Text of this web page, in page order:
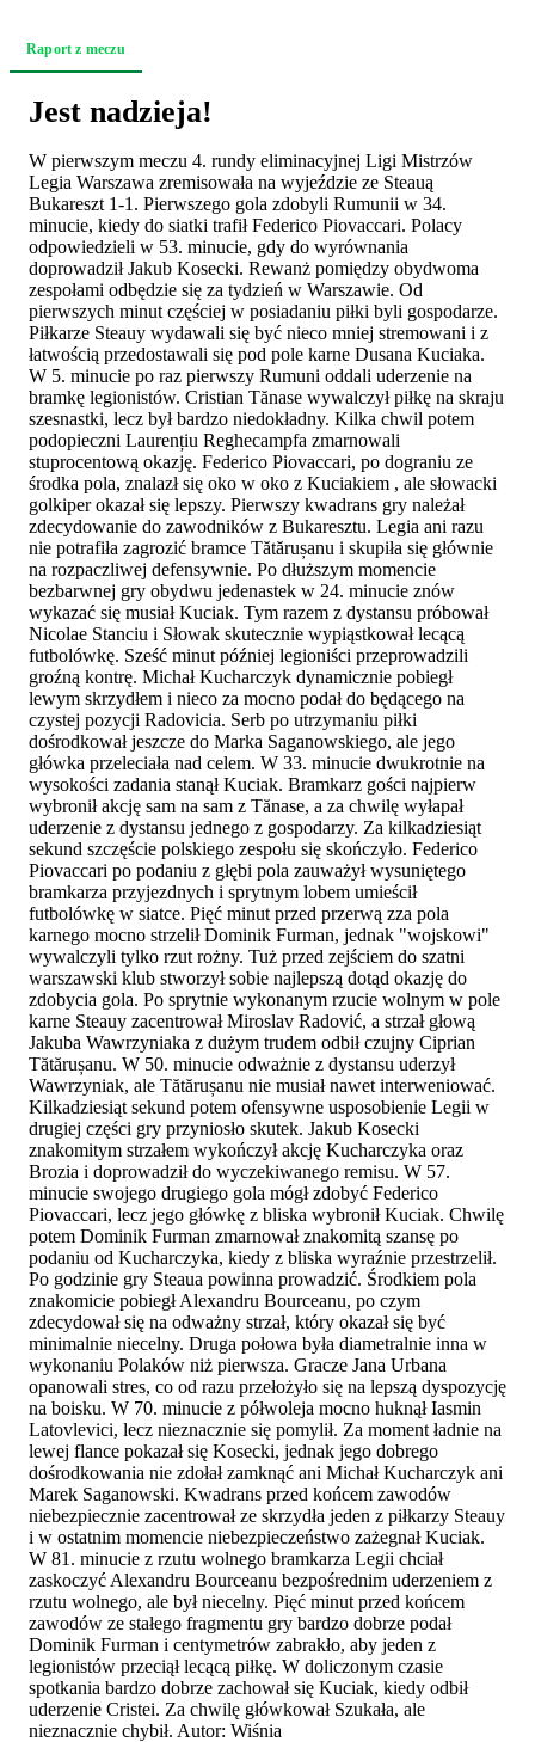
Raport z meczu
Jest nadzieja!
W pierwszym meczu 4. rundy eliminacyjnej Ligi Mistrzów
Legia Warszawa zremisowała na wyjeździe ze Steauą
Bukareszt 1-1. Pierwszego gola zdobyli Rumunii w 34.
minucie, kiedy do siatki trafił Federico Piovaccari. Polacy
odpowiedzieli w 53. minucie, gdy do wyrównania
doprowadził Jakub Kosecki. Rewanż pomiędzy obydwoma
zespołami odbędzie się za tydzień w Warszawie. Od
pierwszych minut częściej w posiadaniu piłki byli gospodarze.
Piłkarze Steauy wydawali się być nieco mniej stremowani i z
łatwością przedostawali się pod pole karne Dusana Kuciaka.
W 5. minucie po raz pierwszy Rumuni oddali uderzenie na
bramkę legionistów. Cristian Tănase wywalczył piłkę na skraju
szesnastki, lecz był bardzo niedokładny. Kilka chwil potem
podopieczni Laurențiu Reghecampfa zmarnowali
stuprocentową okazję. Federico Piovaccari, po dograniu ze
środka pola, znalazł się oko w oko z Kuciakiem , ale słowacki
golkiper okazał się lepszy. Pierwszy kwadrans gry należał
zdecydowanie do zawodników z Bukaresztu. Legia ani razu
nie potrafiła zagrozić bramce Tătărușanu i skupiła się głównie
na rozpaczliwej defensywnie. Po dłuższym momencie
bezbarwnej gry obydwu jedenastek w 24. minucie znów
wykazać się musiał Kuciak. Tym razem z dystansu próbował
Nicolae Stanciu i Słowak skutecznie wypiąstkował lecącą
futbolówkę. Sześć minut później legioniści przeprowadzili
groźną kontrę. Michał Kucharczyk dynamicznie pobiegł
lewym skrzydłem i nieco za mocno podał do będącego na
czystej pozycji Radovicia. Serb po utrzymaniu piłki
dośrodkował jeszcze do Marka Saganowskiego, ale jego
główka przeleciała nad celem. W 33. minucie dwukrotnie na
wysokości zadania stanął Kuciak. Bramkarz gości najpierw
wybronił akcję sam na sam z Tănase, a za chwilę wyłapał
uderzenie z dystansu jednego z gospodarzy. Za kilkadziesiąt
sekund szczęście polskiego zespołu się skończyło. Federico
Piovaccari po podaniu z głębi pola zauważył wysuniętego
bramkarza przyjezdnych i sprytnym lobem umieścił
futbolówkę w siatce. Pięć minut przed przerwą zza pola
karnego mocno strzelił Dominik Furman, jednak "wojskowi"
wywalczyli tylko rzut rożny. Tuż przed zejściem do szatni
warszawski klub stworzył sobie najlepszą dotąd okazję do
zdobycia gola. Po sprytnie wykonanym rzucie wolnym w pole
karne Steauy zacentrował Miroslav Radović, a strzał głową
Jakuba Wawrzyniaka z dużym trudem odbił czujny Ciprian
Tătărușanu. W 50. minucie odważnie z dystansu uderzył
Wawrzyniak, ale Tătărușanu nie musiał nawet interweniować.
Kilkadziesiąt sekund potem ofensywne usposobienie Legii w
drugiej części gry przyniosło skutek. Jakub Kosecki
znakomitym strzałem wykończył akcję Kucharczyka oraz
Brozia i doprowadził do wyczekiwanego remisu. W 57.
minucie swojego drugiego gola mógł zdobyć Federico
Piovaccari, lecz jego główkę z bliska wybronił Kuciak. Chwilę
potem Dominik Furman zmarnował znakomitą szansę po
podaniu od Kucharczyka, kiedy z bliska wyraźnie przestrzelił.
Po godzinie gry Steaua powinna prowadzić. Środkiem pola
znakomicie pobiegł Alexandru Bourceanu, po czym
zdecydował się na odważny strzał, który okazał się być
minimalnie niecelny. Druga połowa była diametralnie inna w
wykonaniu Polaków niż pierwsza. Gracze Jana Urbana
opanowali stres, co od razu przełożyło się na lepszą dyspozycję
na boisku. W 70. minucie z półwoleja mocno huknął Iasmin
Latovlevici, lecz nieznacznie się pomylił. Za moment ładnie na
lewej flance pokazał się Kosecki, jednak jego dobrego
dośrodkowania nie zdołał zamknąć ani Michał Kucharczyk ani
Marek Saganowski. Kwadrans przed końcem zawodów
niebezpiecznie zacentrował ze skrzydła jeden z piłkarzy Steauy
i w ostatnim momencie niebezpieczeństwo zażegnał Kuciak.
W 81. minucie z rzutu wolnego bramkarza Legii chciał
zaskoczyć Alexandru Bourceanu bezpośrednim uderzeniem z
rzutu wolnego, ale był niecelny. Pięć minut przed końcem
zawodów ze stałego fragmentu gry bardzo dobrze podał
Dominik Furman i centymetrów zabrakło, aby jeden z
legionistów przeciął lecącą piłkę. W doliczonym czasie
spotkania bardzo dobrze zachował się Kuciak, kiedy odbił
uderzenie Cristei. Za chwilę główkował Szukała, ale
nieznacznie chybił. Autor: Wiśnia